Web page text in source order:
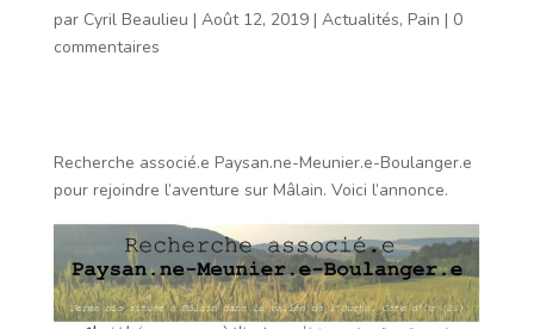
par Cyril Beaulieu | Août 12, 2019| Actualités, Pain | 0
commentaires
Recherche associé.e Paysan.ne-Meunier.e-Boulanger.e
pour rejoindre l’aventure sur Mâlain. Voici l’annonce.